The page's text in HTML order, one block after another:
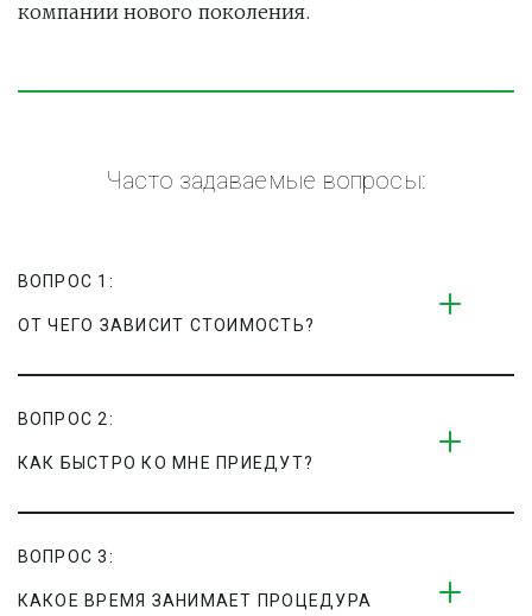
компании нового поколения.
Часто задаваемые вопросы:
ВОПРОС 1:
ОТ ЧЕГО ЗАВИСИТ СТОИМОСТЬ?
ВОПРОС 2:
КАК БЫСТРО КО МНЕ ПРИЕДУТ?
ВОПРОС 3:
КАКОЕ ВРЕМЯ ЗАНИМАЕТ ПРОЦЕДУРА